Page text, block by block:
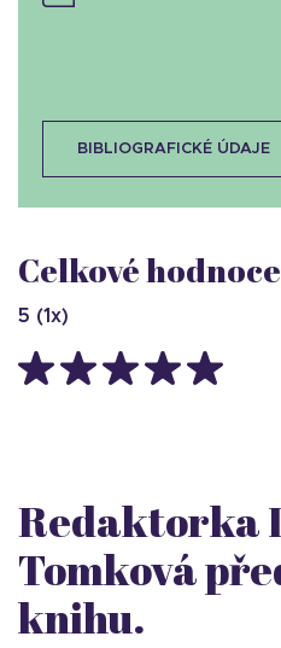
BIBLIOGRAFICKÉ ÚDAJE
Celkové
5 (1x)
Redaktorka
Tomková
knihu.